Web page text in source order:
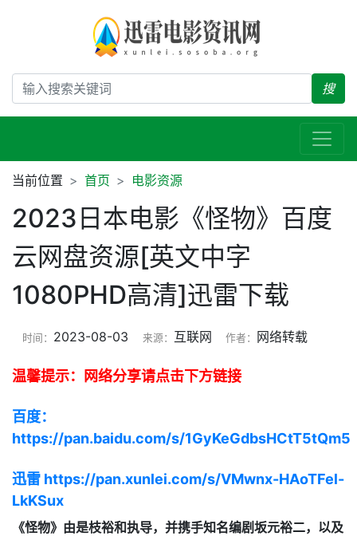
搜
当前位置 首页 电影资源
2023日本电影《怪物》百度
云网盘资源[英文中字
1080PHD高清]迅雷下载
时间： 2023-08-03 来源： 互联网 作者： 网络转载
温馨提示：网络分享请点击下方链接
百度：
https://pan.baidu.com/s/1GyKeGdbsHCtT5tQm5
迅雷 https://pan.xunlei.com/s/VMwnx-HAoTFel-
LkKSux
《怪物》由是枝裕和执导，并携手知名编剧坂元裕二，以及